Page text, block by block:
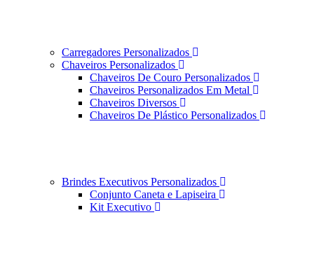
Carregadores Personalizados
Chaveiros Personalizados
Chaveiros De Couro Personalizados
Chaveiros Personalizados Em Metal
Chaveiros Diversos
Chaveiros De Plástico Personalizados
Brindes Executivos Personalizados
Conjunto Caneta e Lapiseira
Kit Executivo